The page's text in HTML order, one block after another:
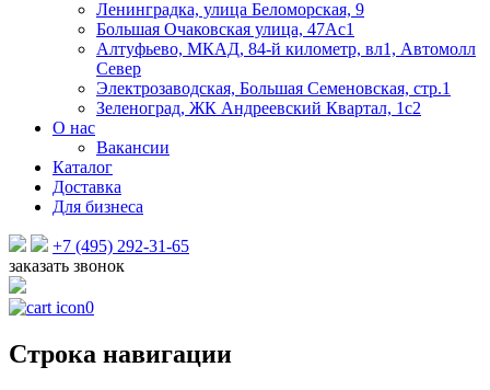
Ленинградка, улица Беломорская, 9
Большая Очаковская улица, 47Ас1
Алтуфьево, МКАД, 84-й километр, вл1, Автомолл
Север
Электрозаводская, Большая Семеновская, стр.1
Зеленоград, ЖК Андреевский Квартал, 1с2
О нас
Вакансии
Каталог
Доставка
Для бизнеса
+7 (495) 292-31-65
заказать звонок
0
Строка навигации